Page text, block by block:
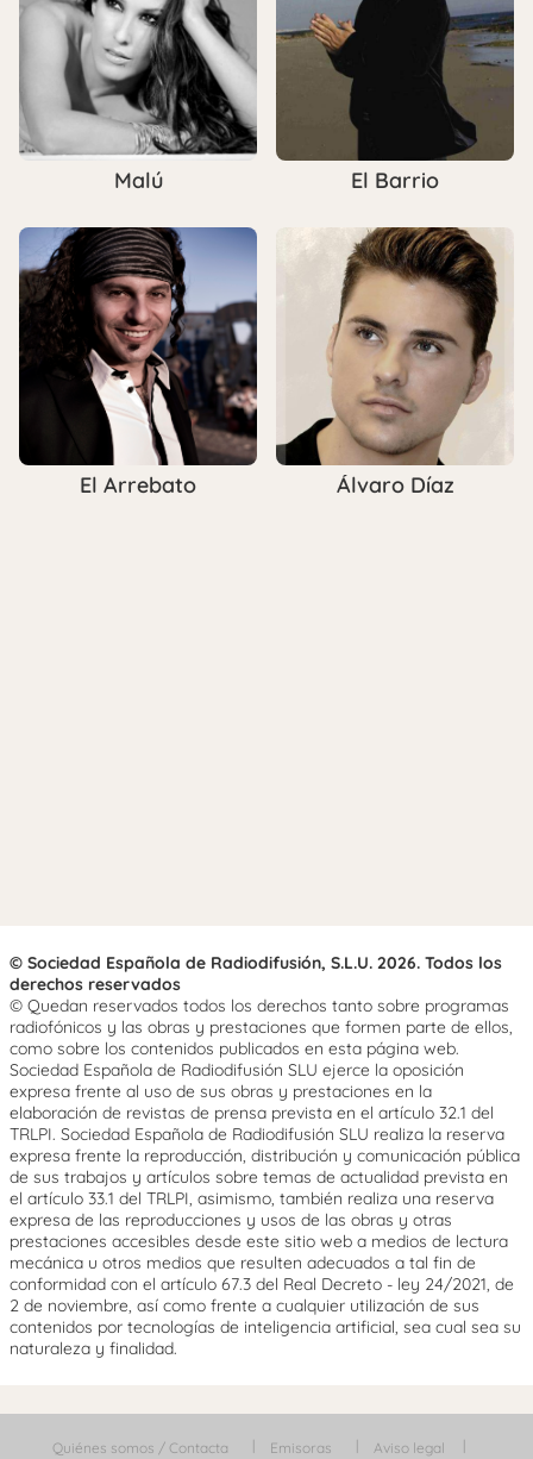
Malú El Barrio
El Arrebato Álvaro Díaz
© Sociedad Española de Radiodifusión, S.L.U. 2026. Todos los
derechos reservados
© Quedan reservados todos los derechos tanto sobre programas
radiofónicos y las obras y prestaciones que formen parte de ellos,
como sobre los contenidos publicados en esta página web.
Sociedad Española de Radiodifusión SLU ejerce la oposición
expresa frente al uso de sus obras y prestaciones en la
elaboración de revistas de prensa prevista en el artículo 32.1 del
TRLPI. Sociedad Española de Radiodifusión SLU realiza la reserva
expresa frente la reproducción, distribución y comunicación pública
de sus trabajos y artículos sobre temas de actualidad prevista en
el artículo 33.1 del TRLPI, asimismo, también realiza una reserva
expresa de las reproducciones y usos de las obras y otras
prestaciones accesibles desde este sitio web a medios de lectura
mecánica u otros medios que resulten adecuados a tal fin de
conformidad con el artículo 67.3 del Real Decreto - ley 24/2021, de
2 de noviembre, así como frente a cualquier utilización de sus
contenidos por tecnologías de inteligencia artificial, sea cual sea su
naturaleza y finalidad.
Quiénes somos / Contacta Emisoras Aviso legal